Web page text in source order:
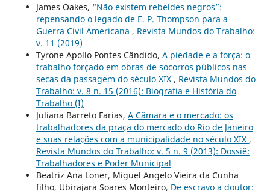
James Oakes, “Não existem rebeldes negros”:
repensando o legado de E. P. Thompson para a
Guerra Civil Americana , Revista Mundos do Trabalho:
v. 11 (2019)
Tyrone Apollo Pontes Cândido, A piedade e a força: o
trabalho forçado em obras de socorros públicos nas
secas da passagem do século XIX , Revista Mundos do
Trabalho: v. 8 n. 15 (2016): Biografia e História do
Trabalho (I)
Juliana Barreto Farias, A Câmara e o mercado: os
trabalhadores da praça do mercado do Rio de Janeiro
e suas relações com a municipalidade no século XIX ,
Revista Mundos do Trabalho: v. 5 n. 9 (2013): Dossiê:
Trabalhadores e Poder Municipal
Beatriz Ana Loner, Miguel Angelo Vieira da Cunha
filho, Ubirajara Soares Monteiro, De escravo a doutor: